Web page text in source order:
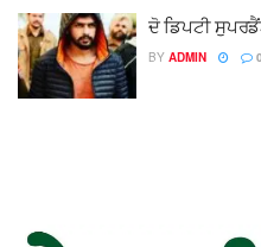
ਦੋ ਡਿਪਟੀ
BY ADMIN 0